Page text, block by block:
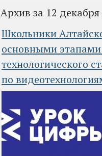
Архив за 12 декабря
Школьники
основными
технологического
по